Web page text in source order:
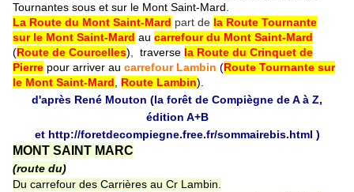
Tournantes sous et sur le Mont Saint-Mard.
La Route du Mont Saint-Mard part de la Route Tournante
sur le Mont Saint-Mard au carrefour du Mont Saint-Mard
(Route de Courcelles) traverse la Route du Crinquet de
Pierre pour arriver au carrefour Lambin (Route Tournante sur
le Mont Saint-Mard
Route Lambin).
d'après René Mouton (la forêt de Compiègne de A à Z,
édition A+B
et http://foretdecompiegne.free.fr/sommairebis.html )
MONT SAINT MARC
(route du)
Du carrefour des Carrières au Cr Lambin.